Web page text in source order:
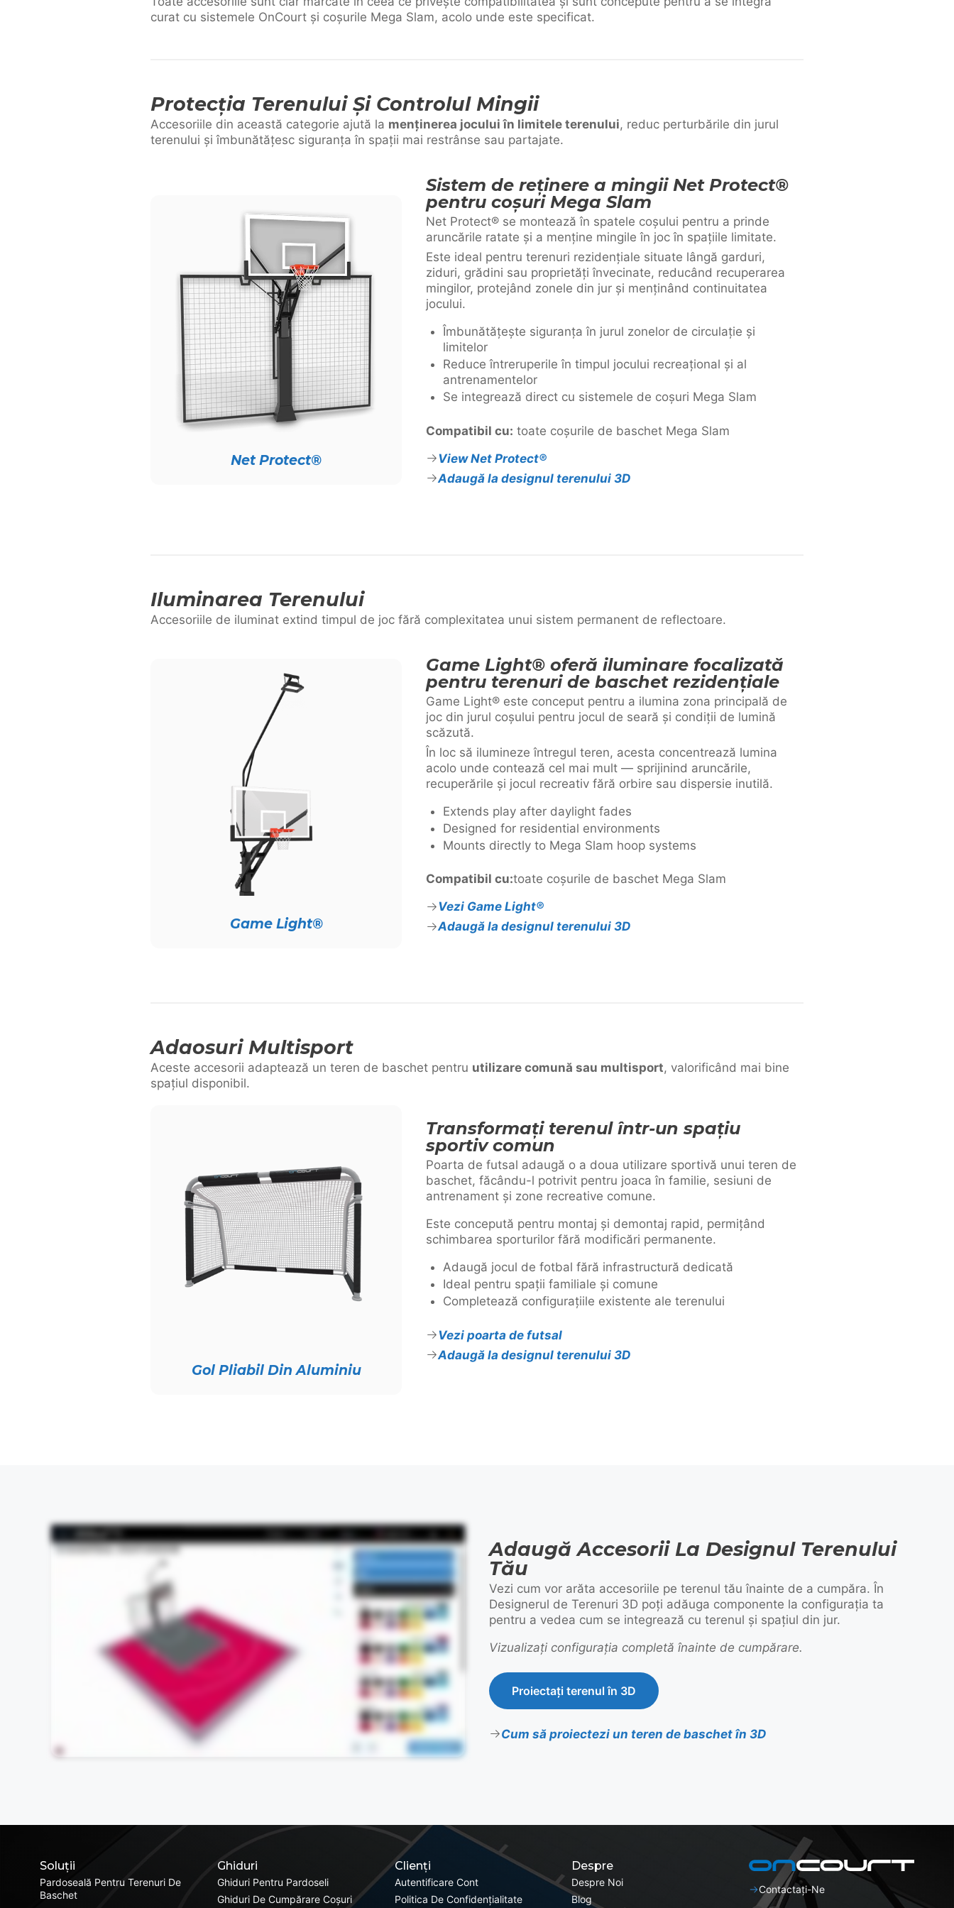
curat cu sistemele OnCourt și coșurile Mega Slam, acolo unde este specificat.
Protecția Terenului Și Controlul Mingii
Accesoriile din această categorie ajută la menținerea jocului în limitele terenului, reduc perturbările din jurul
terenului și îmbunătățesc siguranța în spații mai restrânse sau partajate.
Net Protect®
Sistem de reținere a mingii Net Protect®
pentru coșuri Mega Slam
Net Protect® se montează în spatele coșului pentru a prinde
aruncările ratate și a menține mingile în joc în spațiile limitate.
Este ideal pentru terenuri rezidențiale situate lângă garduri,
ziduri, grădini sau proprietăți învecinate, reducând recuperarea
mingilor, protejând zonele din jur și menținând continuitatea
jocului.
Îmbunătățește siguranța în jurul zonelor de circulație și
limitelor
Reduce întreruperile în timpul jocului recreațional și al
antrenamentelor
Se integrează direct cu sistemele de coșuri Mega Slam
Compatibil cu: toate coșurile de baschet Mega Slam
View Net Protect®
Adaugă la designul terenului 3D
Iluminarea Terenului
Accesoriile de iluminat extind timpul de joc fără complexitatea unui sistem permanent de reflectoare.
Game Light®
Game Light® oferă iluminare focalizată
pentru terenuri de baschet rezidențiale
Game Light® este conceput pentru a ilumina zona principală de
joc din jurul coșului pentru jocul de seară și condiții de lumină
scăzută.
În loc să ilumineze întregul teren, acesta concentrează lumina
acolo unde contează cel mai mult — sprijinind aruncările,
recuperările și jocul recreativ fără orbire sau dispersie inutilă.
Extends play after daylight fades
Designed for residential environments
Mounts directly to Mega Slam hoop systems
Compatibil cu:toate coșurile de baschet Mega Slam
Vezi Game Light®
Adaugă la designul terenului 3D
Adaosuri Multisport
Aceste accesorii adaptează un teren de baschet pentru utilizare comună sau multisport, valorificând mai bine
spațiul disponibil.
Gol Pliabil Din Aluminiu
Transformați terenul într-un spațiu
sportiv comun
Poarta de futsal adaugă o a doua utilizare sportivă unui teren de
baschet, făcându-l potrivit pentru joaca în familie, sesiuni de
antrenament și zone recreative comune.
Este concepută pentru montaj și demontaj rapid, permițând
schimbarea sporturilor fără modificări permanente.
Adaugă jocul de fotbal fără infrastructură dedicată
Ideal pentru spații familiale și comune
Completează configurațiile existente ale terenului
Vezi poarta de futsal
Adaugă la designul terenului 3D
This video demonstrates the design process visually and does not contain spoken audio.
Adaugă Accesorii La Designul Terenului
Tău
Vezi cum vor arăta accesoriile pe terenul tău înainte de a cumpăra. În
Designerul de Terenuri 3D poți adăuga componente la configurația ta
pentru a vedea cum se integrează cu terenul și spațiul din jur.
Vizualizați configurația completă înainte de cumpărare.
Proiectați terenul în 3D
Cum să proiectezi un teren de baschet în 3D
Soluții
Pardoseală Pentru Terenuri De
Baschet
Ghiduri
Ghiduri Pentru Pardoseli
Ghiduri De Cumpărare Coșuri
Clienți
Autentificare Cont
Politica De Confidențialitate
Despre
Despre Noi
Blog
Contactați-Ne